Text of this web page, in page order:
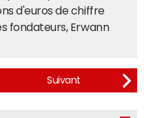
d'euros de chiffre
fondateurs, Erwann